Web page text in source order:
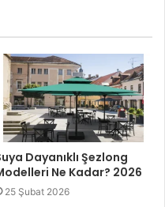
Dayanıklı Şezlong
Ne Kadar? 2026
25 Şubat 2026